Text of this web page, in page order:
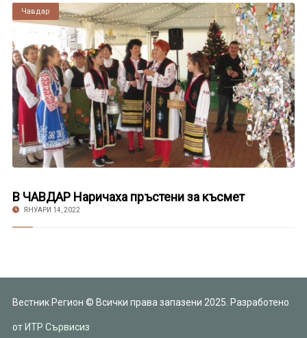
Чавдар
В ЧАВДАР Наричаха пръстени за късмет
ЯНУАРИ 14, 2022
Вестник Регион © Всички права запазени 2025. Разработено
от ИТР Сървисиз